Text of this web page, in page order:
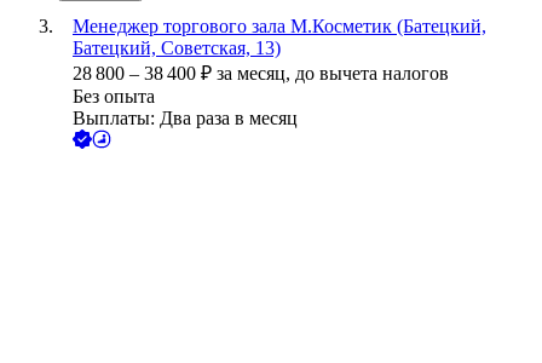
Менеджер торгового зала М.Косметик (Батецкий,
Батецкий, Советская, 13)
28 800 – 38 400 ₽ за месяц, до вычета налогов
Без опыта
Выплаты: Два раза в месяц